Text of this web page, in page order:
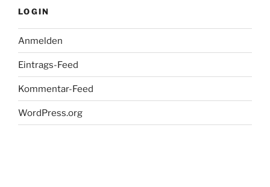
LOGIN
Anmelden
Eintrags-Feed
Kommentar-Feed
WordPress.org